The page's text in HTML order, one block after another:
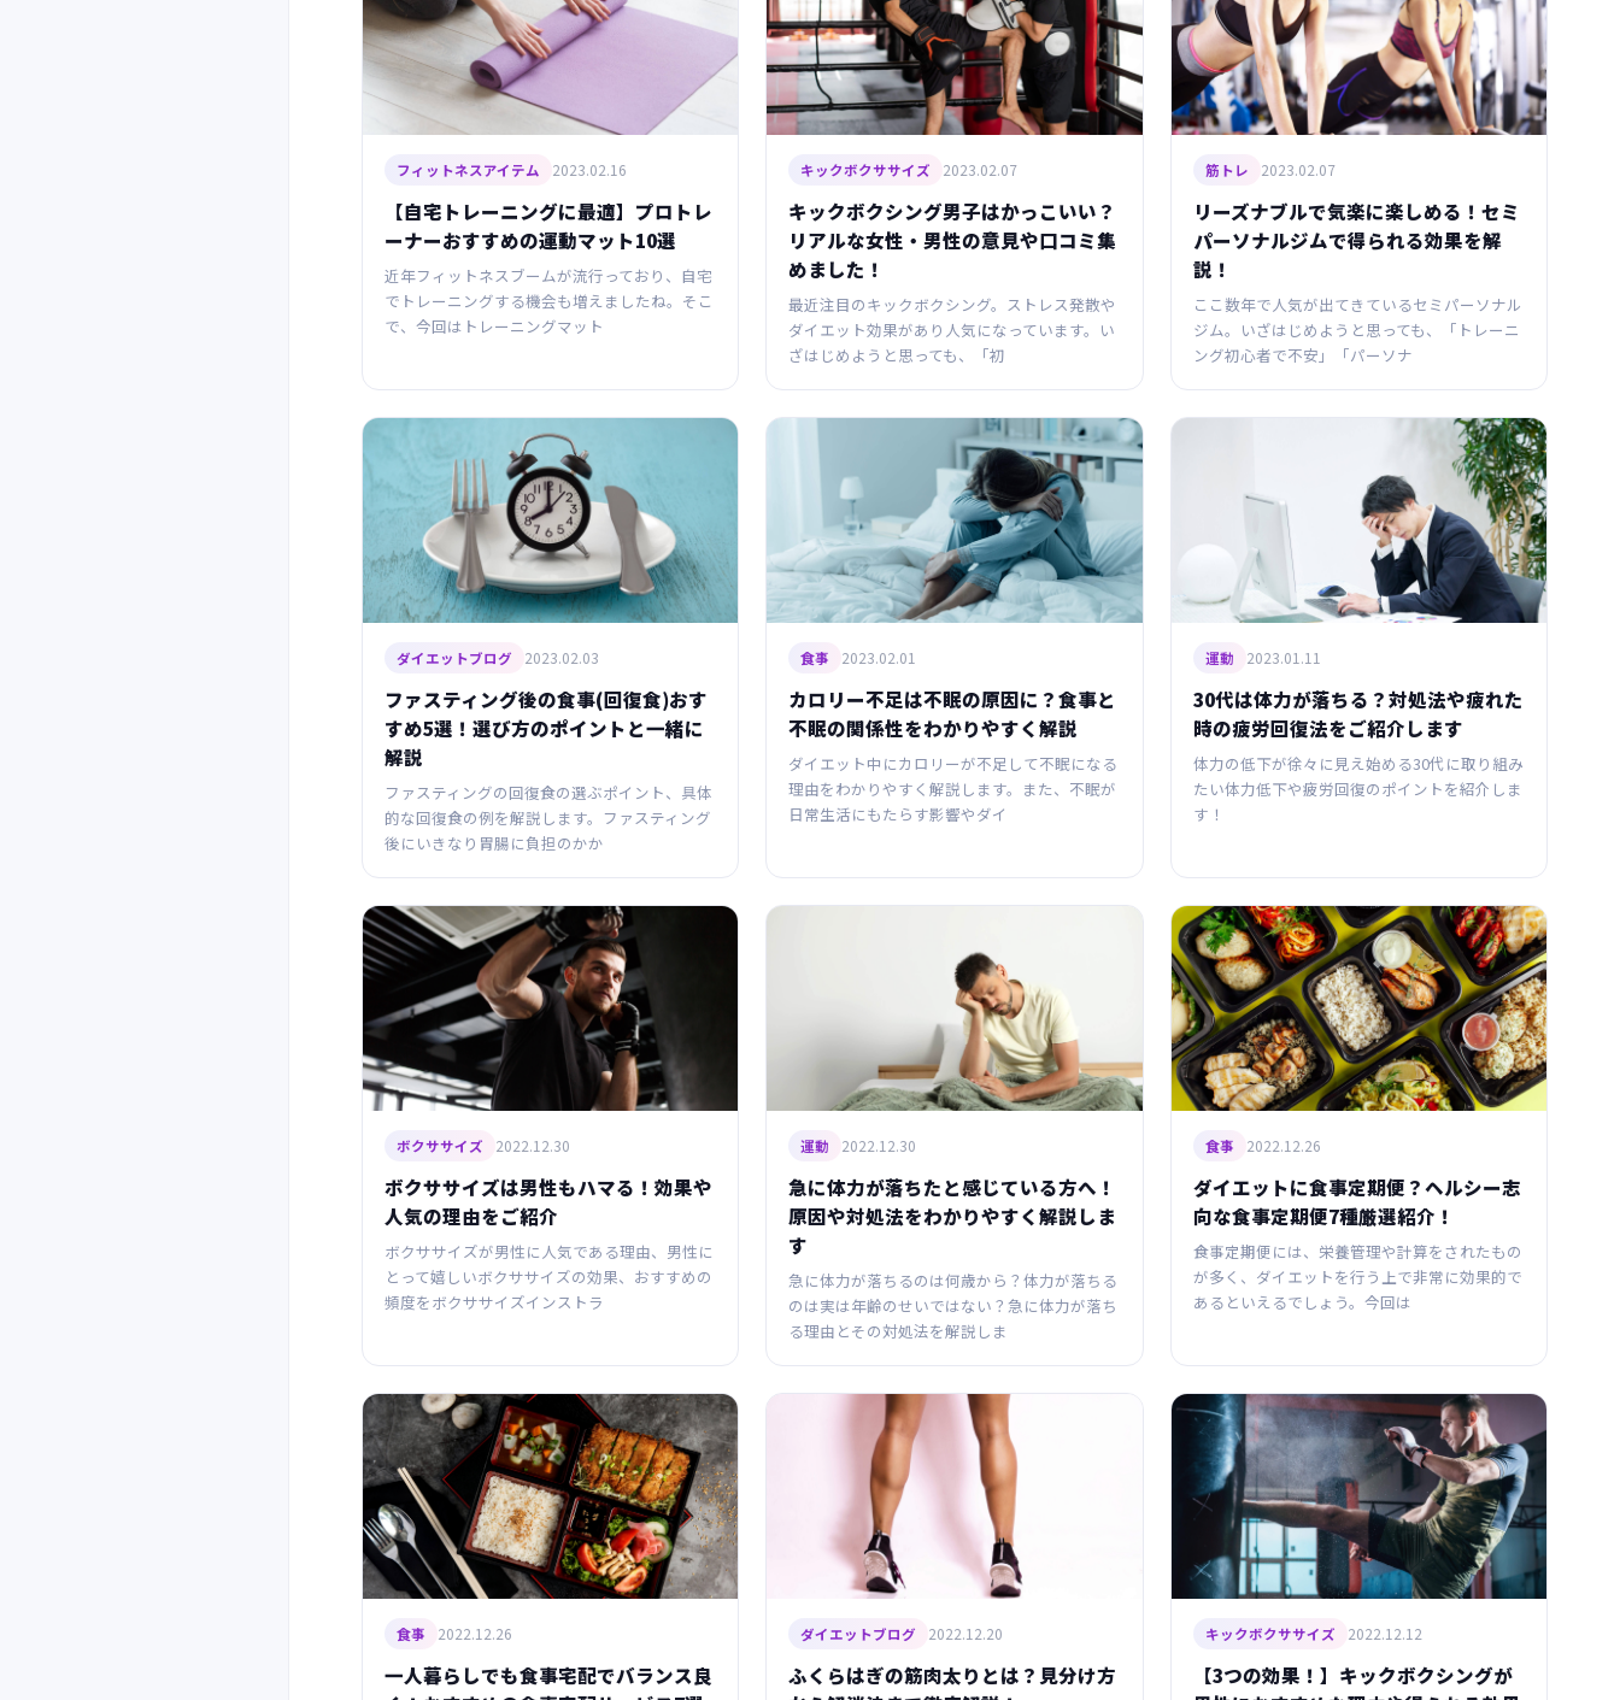
フィットネスアイテム 2023.02.16
【自宅トレーニングに最適】プロトレ
ーナーおすすめの運動マット10選
近年フィットネスブームが流行っており、自宅
でトレーニングする機会も増えましたね。そこ
で、今回はトレーニングマット
キックボクササイズ 2023.02.07
キックボクシング男子はかっこいい？
リアルな女性・男性の意見や口コミ集
めました！
最近注目のキックボクシング。ストレス発散や
ダイエット効果があり人気になっています。い
ざはじめようと思っても、「初
筋トレ 2023.02.07
リーズナブルで気楽に楽しめる！セミ
パーソナルジムで得られる効果を解
説！
ここ数年で人気が出てきているセミパーソナル
ジム。いざはじめようと思っても、「トレーニ
ング初心者で不安」「パーソナ
ダイエットブログ 2023.02.03
ファスティング後の食事(回復食)おす
すめ5選！選び方のポイントと一緒に
解説
ファスティングの回復食の選ぶポイント、具体
的な回復食の例を解説します。ファスティング
後にいきなり胃腸に負担のかか
食事 2023.02.01
カロリー不足は不眠の原因に？食事と
不眠の関係性をわかりやすく解説
ダイエット中にカロリーが不足して不眠になる
理由をわかりやすく解説します。また、不眠が
日常生活にもたらす影響やダイ
運動 2023.01.11
30代は体力が落ちる？対処法や疲れた
時の疲労回復法をご紹介します
体力の低下が徐々に見え始める30代に取り組み
たい体力低下や疲労回復のポイントを紹介しま
す！
ボクササイズ 2022.12.30
ボクササイズは男性もハマる！効果や
人気の理由をご紹介
ボクササイズが男性に人気である理由、男性に
とって嬉しいボクササイズの効果、おすすめの
頻度をボクササイズインストラ
運動 2022.12.30
急に体力が落ちたと感じている方へ！
原因や対処法をわかりやすく解説しま
す
急に体力が落ちるのは何歳から？体力が落ちる
のは実は年齢のせいではない？急に体力が落ち
る理由とその対処法を解説しま
食事 2022.12.26
ダイエットに食事定期便？ヘルシー志
向な食事定期便7種厳選紹介！
食事定期便には、栄養管理や計算をされたもの
が多く、ダイエットを行う上で非常に効果的で
あるといえるでしょう。今回は
食事 2022.12.26
一人暮らしでも食事宅配でバランス良
ダイエットブログ 2022.12.20
ふくらはぎの筋肉太りとは？見分け方
キックボクササイズ 2022.12.12
【3つの効果！】キックボクシングが